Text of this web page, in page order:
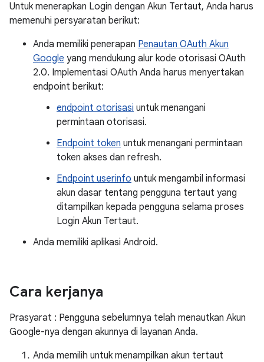
Untuk menerapkan Login dengan Akun Tertaut, Anda harus
memenuhi persyaratan berikut:
Anda memiliki penerapan Penautan OAuth Akun
Google yang mendukung alur kode otorisasi OAuth
2.0. Implementasi OAuth Anda harus menyertakan
endpoint berikut:
endpoint otorisasi untuk menangani
permintaan otorisasi.
Endpoint token untuk menangani permintaan
token akses dan refresh.
Endpoint userinfo untuk mengambil informasi
akun dasar tentang pengguna tertaut yang
ditampilkan kepada pengguna selama proses
Login Akun Tertaut.
Anda memiliki aplikasi Android.
Cara kerjanya
Prasyarat : Pengguna sebelumnya telah menautkan Akun
Google-nya dengan akunnya di layanan Anda.
Anda memilih untuk menampilkan akun tertaut